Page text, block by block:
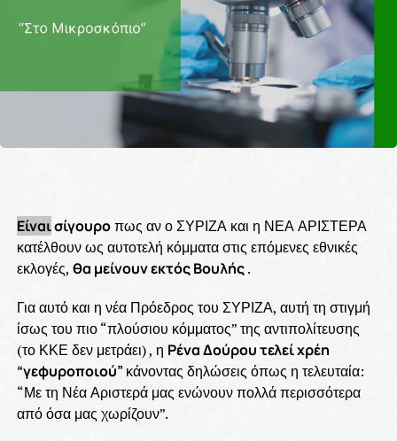
Είναισίγουροπως αν ο ΣΥΡΙΖΑ και η ΝΕΑ ΑΡΙΣΤΕΡΑ
κατέλθουν ως αυτοτελή κόμματα στις επόμενες εθνικές
εκλογές, θα μείνουν εκτός Βουλής.
Για αυτό και η νέα Πρόεδρος του ΣΥΡΙΖΑ, αυτή τη στιγμή
ίσως του πιο “πλούσιου κόμματος” της αντιπολίτευσης
(το ΚΚΕ δεν μετράει) , η Ρένα Δούρου τελεί χρέη
“γεφυροποιού” κάνοντας δηλώσεις όπως η τελευταία:
“Με τη Νέα Αριστερά μας ενώνουν πολλά περισσότερα
από όσα μας χωρίζουν”.